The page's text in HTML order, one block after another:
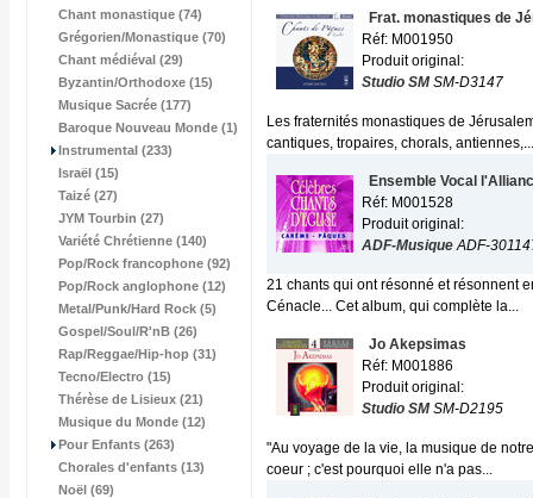
Chant monastique (74)
Grégorien/Monastique (70)
Chant médiéval (29)
Byzantin/Orthodoxe (15)
Musique Sacrée (177)
Baroque Nouveau Monde (1)
Instrumental (233)
Israël (15)
Taizé (27)
JYM Tourbin (27)
Variété Chrétienne (140)
Pop/Rock francophone (92)
Pop/Rock anglophone (12)
Metal/Punk/Hard Rock (5)
Gospel/Soul/R'nB (26)
Rap/Reggae/Hip-hop (31)
Tecno/Electro (15)
Thérèse de Lisieux (21)
Musique du Monde (12)
Pour Enfants (263)
Chorales d'enfants (13)
Noël (69)
Frat. monastiques de
Réf: M001950
Produit original:
Studio SM SM-D3147
Les fraternités monastiques de
cantiques, tropaires, chorals, antiennes,...
Ensemble Vocal
Réf: M001528
Produit original:
ADF-MusiqueADF-
21 chants qui ont résonné et résonnent
Cénacle... Cet album, qui complète la...
Jo Akepsimas
Réf: M001886
Produit original:
Studio SM SM-D2195
"Au voyage de la vie, la musique de
coeur ; c'est pourquoi elle n'a pas...